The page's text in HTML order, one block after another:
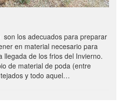
los adecuados para preparar
en material necesario para
llegada de los frios del Invierno.
de material de poda (entre
y todo aquel…